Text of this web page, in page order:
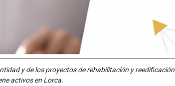
y de los proyectos de rehabilitación y reedificación
activos en Lorca.